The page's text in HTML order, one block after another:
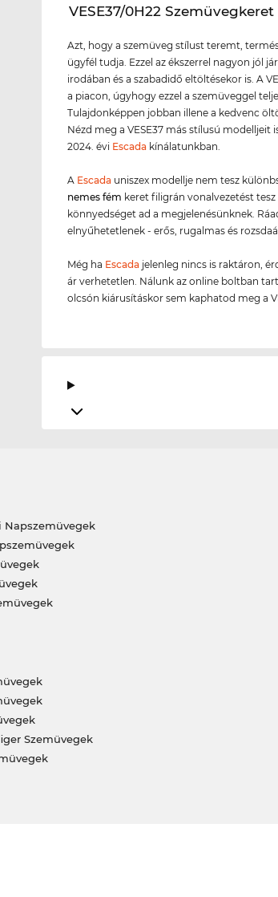
‌VESE37/0H22 Szemüvegkeret
Azt, hogy a szemüveg stílust teremt,
ügyfél tudja. Ezzel az ékszerrel nagyon jól
irodában és a szabadidő eltöltésekor is. A
a piacon, úgyhogy ezzel a szemüveggel
Tulajdonképpen jobban illene a kedvenc
Nézd meg a VESE37 más stílusú modelljeit
2024. évi Escada kínálatunkban.
A Escada uniszex modellje nem tesz
nemes fém keret filigrán vonalvezetést
könnyedséget ad a megjelenésünknek.
elnyűhetetlenek - erős, rugalmas és
Még ha Escada jelenleg nincs is raktáron,
ár verhetetlen. Nálunk az online boltban
olcsón kiárusításkor sem kaphatod meg a
Napszemüvegek
Szemüvegek